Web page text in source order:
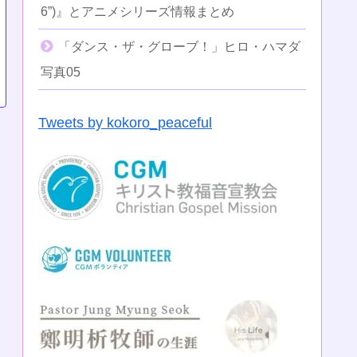
6”)』とアニメシリーズ情報まとめ
「ダンス・ザ・グローブ！」ヒロ・ハマダ
写真05
Tweets by kokoro_peaceful